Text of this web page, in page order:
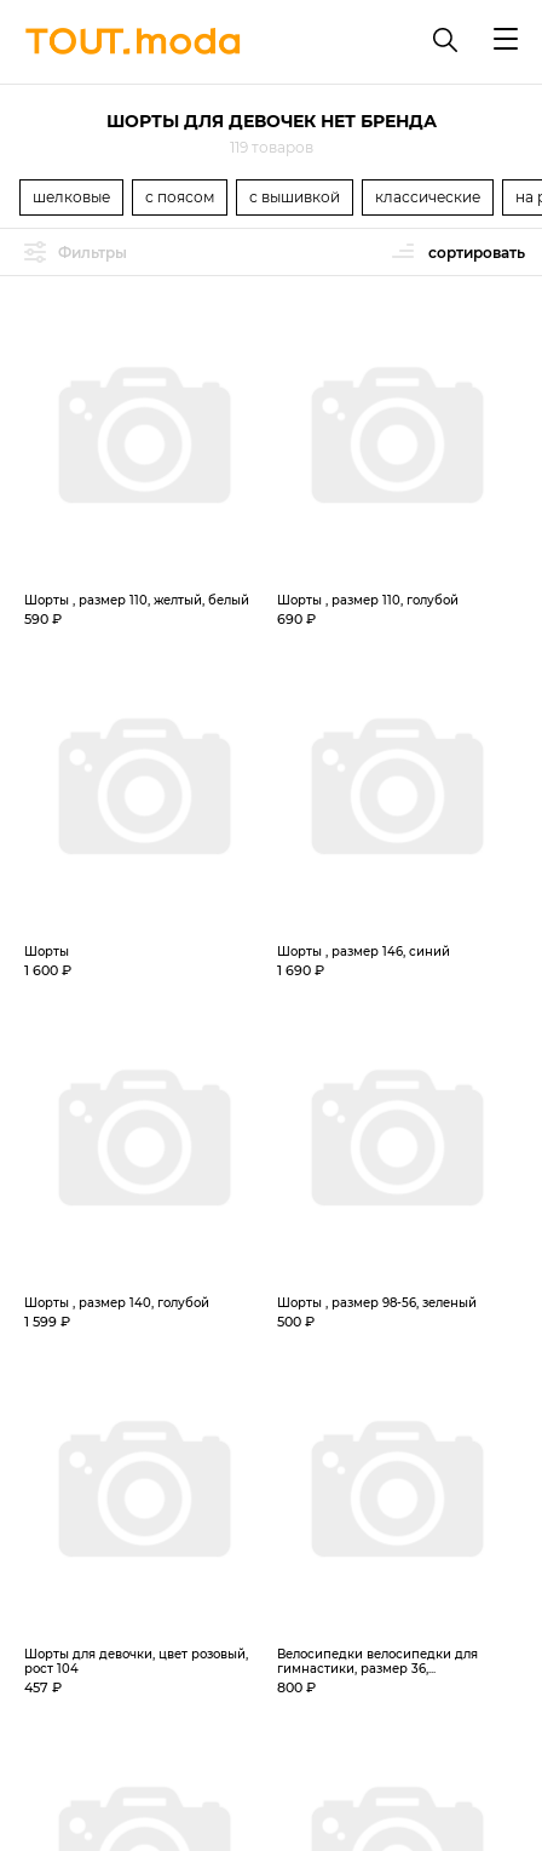
ШОРТЫ ДЛЯ ДЕВОЧЕК НЕТ БРЕНДА
119 товаров
шелковые с поясом с вышивкой классические на
Фильтры сортировать
Шорты , размер 110, желтый, белый
590 ₽
Шорты , размер 110, голубой
690 ₽
Шорты
1 600 ₽
Шорты , размер 146, синий
1 690 ₽
Шорты , размер 140, голубой
1 599 ₽
Шорты , размер 98-56, зеленый
500 ₽
Шорты для девочки, цвет розовый,
рост 104
457 ₽
Велосипедки велосипедки для
гимнастики, размер 36,...
800 ₽